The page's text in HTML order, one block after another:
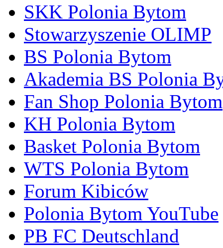
SKK Polonia Bytom
Stowarzyszenie OLIMP
BS Polonia Bytom
Akademia BS Polonia
Fan Shop Polonia Bytom
KH Polonia Bytom
Basket Polonia Bytom
WTS Polonia Bytom
Forum Kibiców
Polonia Bytom YouTube
PB FC Deutschland